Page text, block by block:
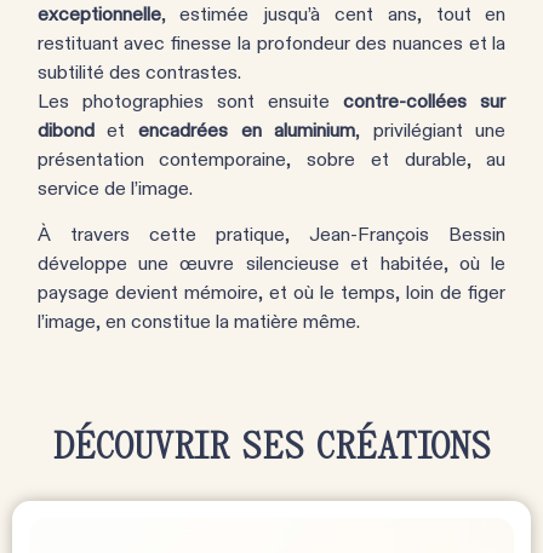
exceptionnelle, estimée jusqu’à cent ans, tout en
restituant avec finesse la profondeur des nuances et la
subtilité des contrastes.
Les photographies sont ensuitecontre-collées sur
dibondet encadrées en aluminium, privilégiant une
présentation contemporaine, sobre et durable, au
service de l’image.
À travers cette pratique, Jean-François Bessin
développe une œuvre silencieuse et habitée, où le
paysage devient mémoire, et où le temps, loin de figer
l’image, en constitue la matière même.
DÉCOUVRIR SES CRÉATIONS